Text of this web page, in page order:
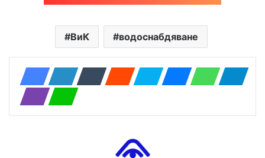
ВиК водоснабдяване